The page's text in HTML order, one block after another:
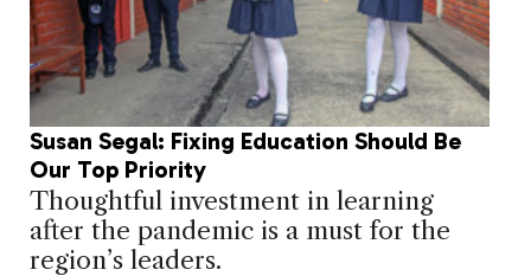
Susan Segal: Fixing Education Should Be
Our Top Priority
Thoughtful investment in learning
after the pandemic is a must for the
region’s leaders.